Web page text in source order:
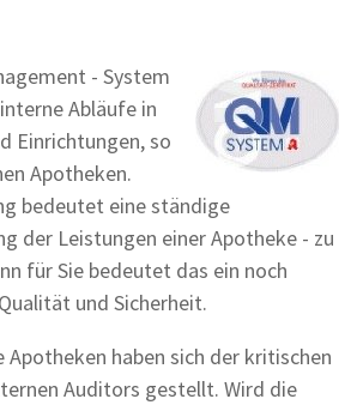
- System
Abläufe in
Einrichtungen, so
Apotheken.
bedeutet eine ständige
der Leistungen einer Apotheke - zu
für Sie bedeutet das ein noch
und Sicherheit.
haben sich der kritischen
Auditors gestellt. Wird die